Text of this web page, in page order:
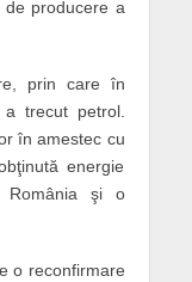
de producere a
prin care în
trecut petrol.
în amestec cu
energie
România şi o
o reconfirmare